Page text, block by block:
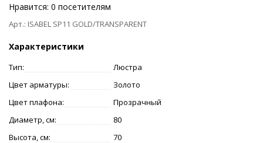
Нравится: 0 посетителям
Арт.: ISABEL SP11 GOLD/TRANSPARENT
Характеристики
Тип:
Люстра
Цвет арматуры:
Золото
Цвет плафона:
Прозрачный
Диаметр, см:
80
Высота, см:
70